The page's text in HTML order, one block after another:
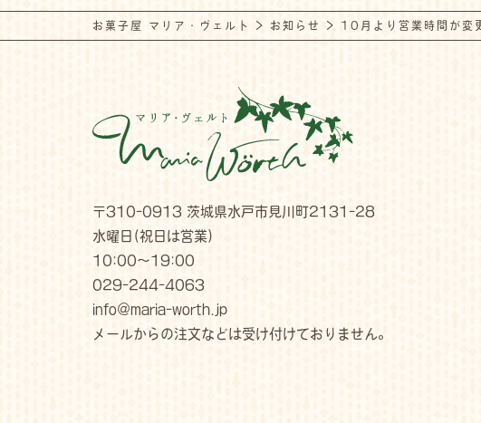
お菓子屋 マリア・ヴェルト > お知らせ > 10月より営業時間が変
〒310-0913 茨城県水戸市見川町2131-28
水曜日(祝日は営業)
10:00～19:00
029-244-4063
info@maria-worth.jp
メールからの注文などは受け付けておりません。